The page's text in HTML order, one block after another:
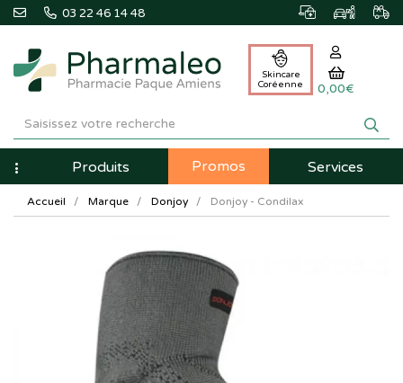
03 22 46 14 48
Pharmaleo
Pharmacie
Paque
Amiens
Skincare
Coréenne
0,00€
NavigationProduits Promos Services
Accueil Marque Donjoy Donjoy - Condilax